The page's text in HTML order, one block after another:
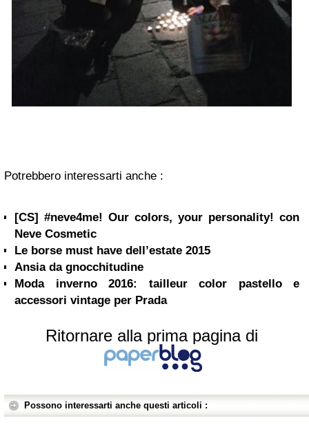
Potrebbero interessarti anche :
[CS] #neve4me! Our colors, your personality! con
Neve Cosmetic
Le borse must have dell’estate 2015
Ansia da gnocchitudine
Moda inverno 2016: tailleur color pastello e
accessori vintage per Prada
Ritornare alla prima pagina di
Possono interessarti anche questi articoli :